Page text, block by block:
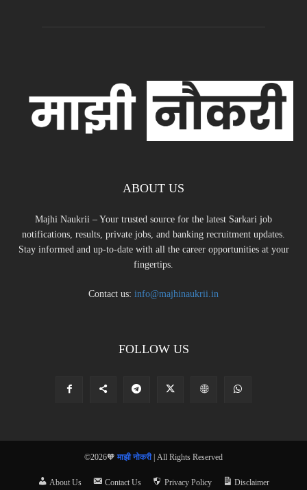
ABOUT US
Majhi Naukrii – Your trusted source for the latest Sarkari job
notifications, results, private jobs, and banking recruitment updates.
Stay informed and up-to-date with all the career opportunities at your
fingertips.
Contact us: info@majhinaukrii.in
FOLLOW US
©2026🧡 माझी नोकरी| All Rights Reserved
About Us Contact Us Privacy Policy Disclaimer